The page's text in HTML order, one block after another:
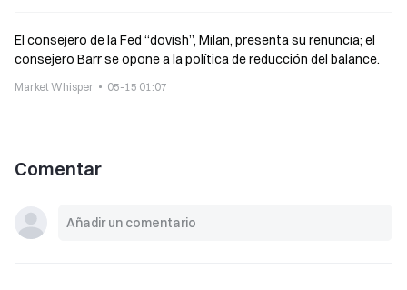
El consejero de la Fed “dovish”, Milan, presenta su renuncia; el
consejero Barr se opone a la política de reducción del balance.
Market Whisper 05-15 01:07
Comentar